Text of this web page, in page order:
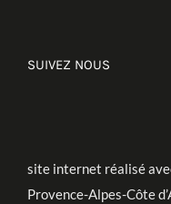
SUIVEZ NOUS
site internet réalisé
Provence-Alpes-Côte